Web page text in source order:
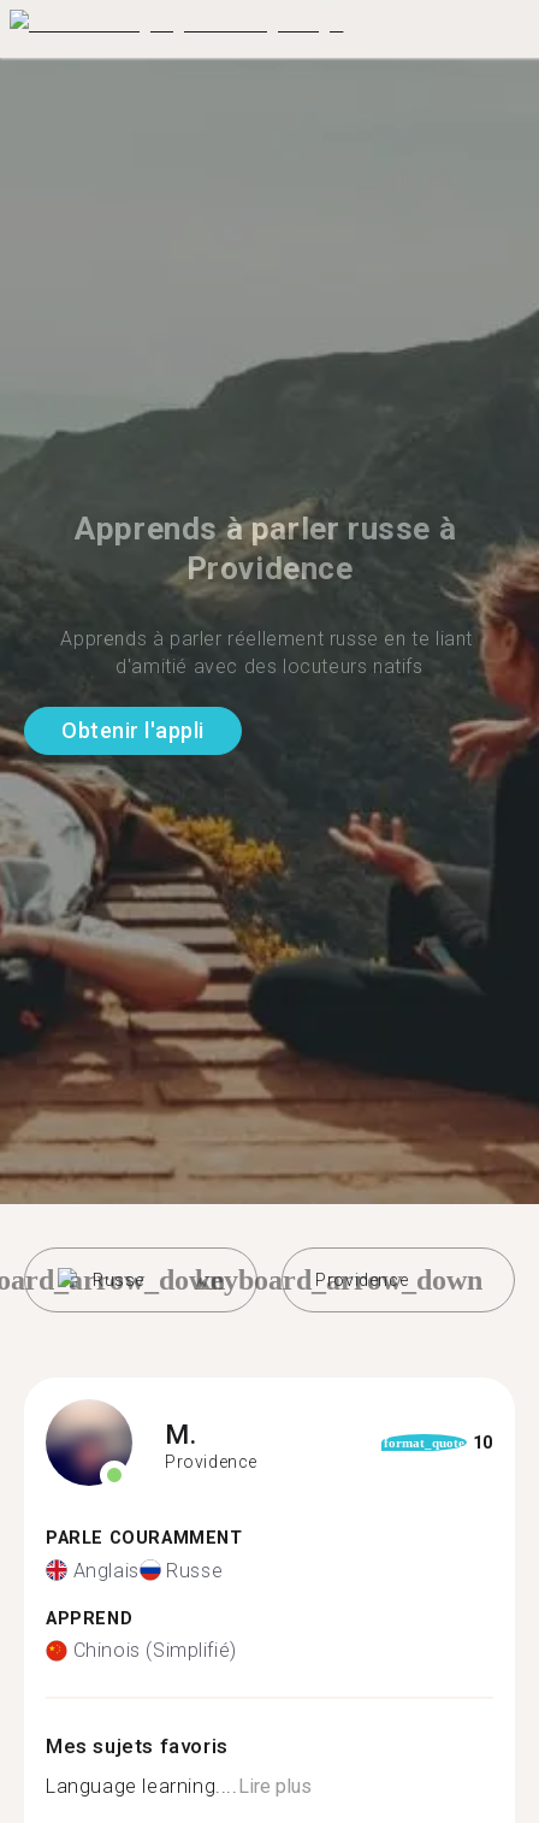
Apprends à parler russe à
Providence
Apprends à parler réellement russe en te liant
d'amitié avec des locuteurs natifs
Obtenir l'appli
Russe Providence
keyboard_arrow_down
M.
Providence
format_quote 10
PARLE COURAMMENT
Anglais Russe
APPREND
Chinois (Simplifié)
Mes sujets favoris
Language learning....Lire plus